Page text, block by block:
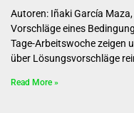
Autoren: Iñaki García
Vorschläge eines
Tage-Arbeitswoche zeigen
über Lösungsvorschläge
Read More »